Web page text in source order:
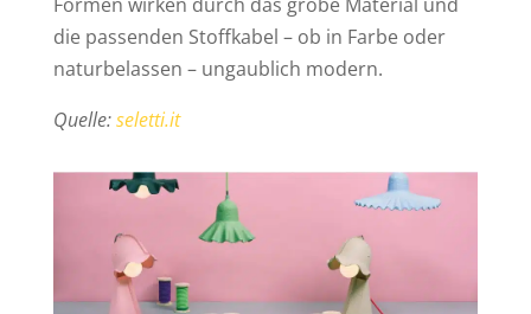
die passenden Stoffkabel – ob in Farbe oder
naturbelassen – ungaublich modern.
Quelle:seletti.it